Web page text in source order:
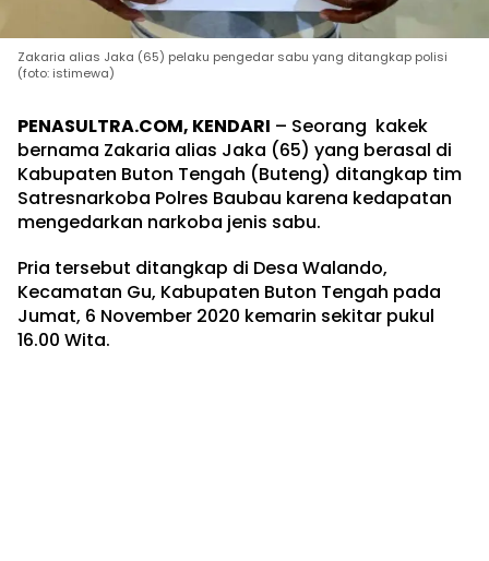
Zakaria alias Jaka (65) pelaku pengedar sabu yang ditangkap polisi
(foto: istimewa)
PENASULTRA.COM, KENDARI – Seorang kakek
bernama Zakaria alias Jaka (65) yang berasal di
Kabupaten Buton Tengah (Buteng) ditangkap tim
Satresnarkoba Polres Baubau karena kedapatan
mengedarkan narkoba jenis sabu.
Pria tersebut ditangkap di Desa Walando,
Kecamatan Gu, Kabupaten Buton Tengah pada
Jumat, 6 November 2020 kemarin sekitar pukul
16.00 Wita.